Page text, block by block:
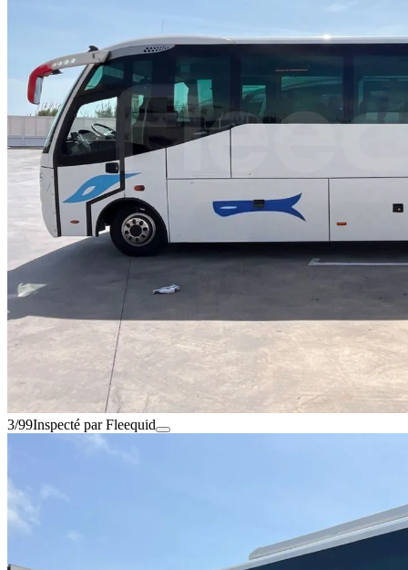
3/99Inspecté par Fleequid